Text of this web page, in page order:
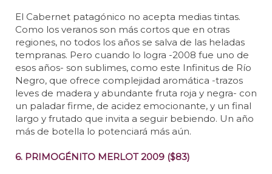
El Cabernet patagónico no acepta medias tintas.
Como los veranos son más cortos que en otras
regiones, no todos los años se salva de las heladas
tempranas. Pero cuando lo logra -2008 fue uno de
esos años- son sublimes, como este Infinitus de Río
Negro, que ofrece complejidad aromática -trazos
leves de madera y abundante fruta roja y negra- con
un paladar firme, de acidez emocionante, y un final
largo y frutado que invita a seguir bebiendo. Un año
más de botella lo potenciará más aún.
6. PRIMOGÉNITO MERLOT 2009 ($83)